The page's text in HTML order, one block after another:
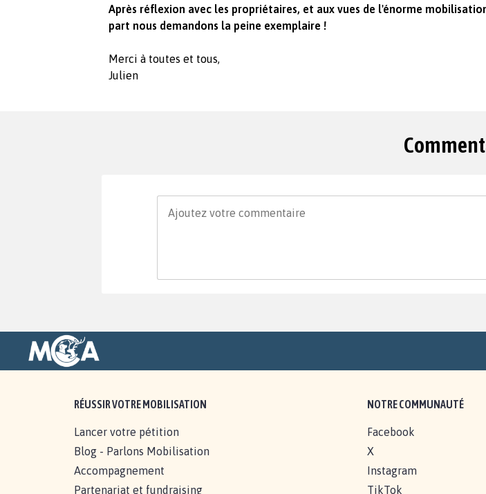
Après réflexion avec les propriétaires, et aux vues de l'énorme
part nous demandons la peine exemplaire !
Merci à toutes et tous,
Julien
RÉUSSIR VOTRE MOBILISATION
Lancer votre pétition
Blog - Parlons Mobilisation
Accompagnement
Partenariat et fundraising
NOTRE COMMUNAUTÉ
Facebook
X
Instagram
TikTok